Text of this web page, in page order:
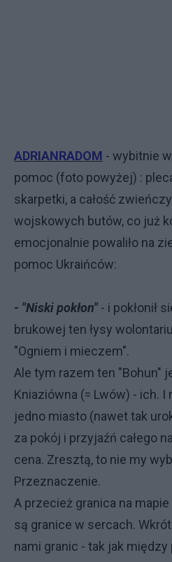
ADRIANRADOM - wybitnie
pomoc (foto powyżej) :
skarpetki, a całość
wojskowych butów, co już
emocjonalnie powaliło na
pomoc Ukraińców:
- "Niski pokłon" - i pokłonił
brukowej ten łysy
"Ogniem i mieczem".
Ale tym razem ten "Bohun"
Kniaziówna (= Lwów) - ich. I
jedno miasto (nawet tak
za pokój i przyjaźń całego
cena. Zresztą, to nie my
Przeznaczenie.
A przecież granica na
są granice w sercach.
nami granic - tak jak